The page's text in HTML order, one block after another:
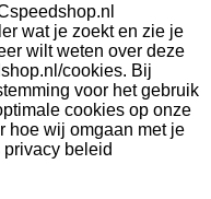
wat je zoekt en zie je
wilt weten over deze
cookies. Bij
voor het gebruik
cookies op onze
hoe wij omgaan met je
beleid